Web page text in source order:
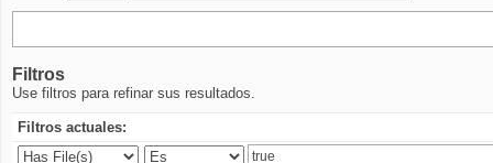
Filtros
Use filtros para refinar sus resultados.
Filtros actuales: